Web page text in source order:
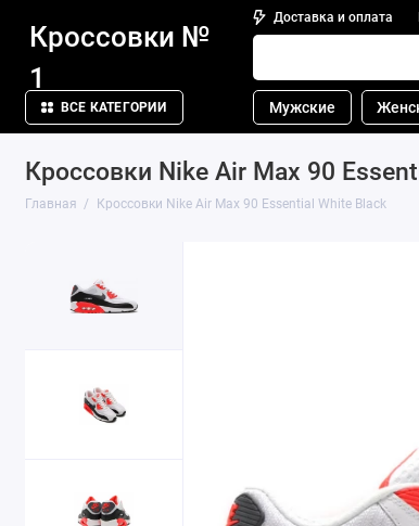
Доставка и оплата
Кроссовки №
1
ВСЕ КАТЕГОРИИ Мужские
Кроссовки Nike Air Max 90
Главная Кроссовки Nike Air Max 90 Essential White Black